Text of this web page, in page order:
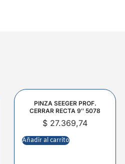
PINZA SEEGER PROF.
CERRAR RECTA 9″ 5078
$ 27.369,74
Añadir al carrito